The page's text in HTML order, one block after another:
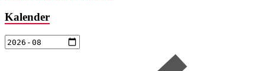
Kalender